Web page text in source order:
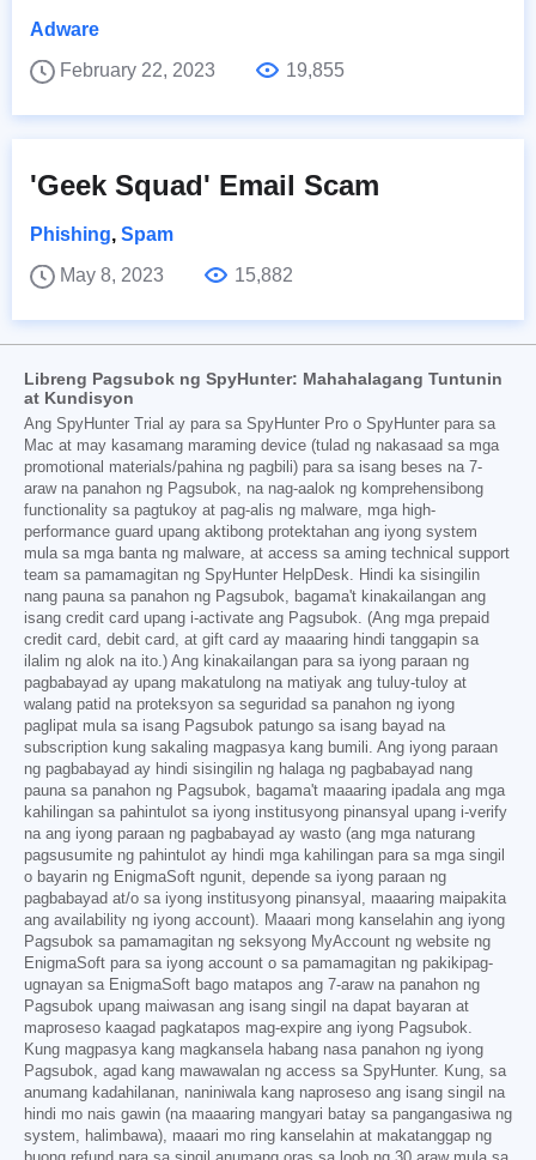
Adware
February 22, 2023
19,855
'Geek Squad' Email Scam
Phishing, Spam
May 8, 2023
15,882
Libreng Pagsubok ng SpyHunter: Mahahalagang Tuntunin
at Kundisyon
Ang SpyHunter Trial ay para sa SpyHunter Pro o SpyHunter para sa
Mac at may kasamang maraming device (tulad ng nakasaad sa mga
promotional materials/pahina ng pagbili) para sa isang beses na 7-
araw na panahon ng Pagsubok, na nag-aalok ng komprehensibong
functionality sa pagtukoy at pag-alis ng malware, mga high-
performance guard upang aktibong protektahan ang iyong system
mula sa mga banta ng malware, at access sa aming technical support
team sa pamamagitan ng SpyHunter HelpDesk. Hindi ka sisingilin
nang pauna sa panahon ng Pagsubok, bagama't kinakailangan ang
isang credit card upang i-activate ang Pagsubok. (Ang mga prepaid
credit card, debit card, at gift card ay maaaring hindi tanggapin sa
ilalim ng alok na ito.) Ang kinakailangan para sa iyong paraan ng
pagbabayad ay upang makatulong na matiyak ang tuluy-tuloy at
walang patid na proteksyon sa seguridad sa panahon ng iyong
paglipat mula sa isang Pagsubok patungo sa isang bayad na
subscription kung sakaling magpasya kang bumili. Ang iyong paraan
ng pagbabayad ay hindi sisingilin ng halaga ng pagbabayad nang
pauna sa panahon ng Pagsubok, bagama't maaaring ipadala ang mga
kahilingan sa pahintulot sa iyong institusyong pinansyal upang i-verify
na ang iyong paraan ng pagbabayad ay wasto (ang mga naturang
pagsusumite ng pahintulot ay hindi mga kahilingan para sa mga singil
o bayarin ng EnigmaSoft ngunit, depende sa iyong paraan ng
pagbabayad at/o sa iyong institusyong pinansyal, maaaring maipakita
ang availability ng iyong account). Maaari mong kanselahin ang iyong
Pagsubok sa pamamagitan ng seksyong MyAccount ng website ng
EnigmaSoft para sa iyong account o sa pamamagitan ng pakikipag-
ugnayan sa EnigmaSoft bago matapos ang 7-araw na panahon ng
Pagsubok upang maiwasan ang isang singil na dapat bayaran at
maproseso kaagad pagkatapos mag-expire ang iyong Pagsubok.
Kung magpasya kang magkansela habang nasa panahon ng iyong
Pagsubok, agad kang mawawalan ng access sa SpyHunter. Kung, sa
anumang kadahilanan, naniniwala kang naproseso ang isang singil na
hindi mo nais gawin (na maaaring mangyari batay sa pangangasiwa ng
system, halimbawa), maaari mo ring kanselahin at makatanggap ng